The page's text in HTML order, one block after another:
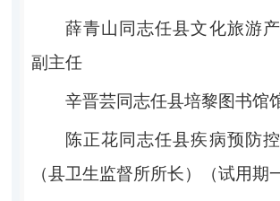
薛青山同志任县文化旅游
副主任
辛晋芸同志任县培黎图书馆
陈正花同志任县疾病预防
（县卫生监督所所长） （试用期